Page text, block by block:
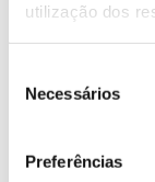
utilização dos
Necessários
Preferências
Genoma do
02.07.2026